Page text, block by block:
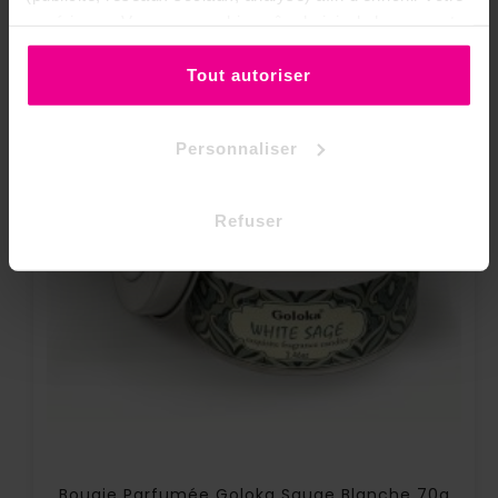
ou de les refuser.
Tout autoriser
Personnaliser
Refuser